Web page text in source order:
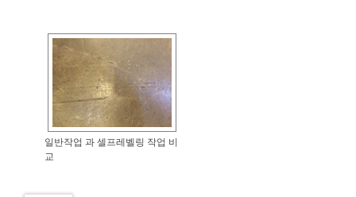
일반작업 과 셀프레벨링 작업 비
교